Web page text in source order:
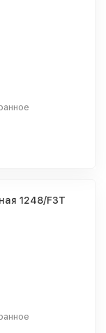
1248/F3T